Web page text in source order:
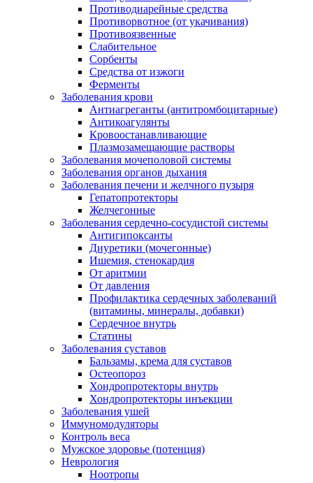
Противодиарейные средства
Противорвотное (от укачивания)
Противоязвенные
Слабительное
Сорбенты
Средства от изжоги
Ферменты
Заболевания крови
Антиагреганты (антитромбоцитарные)
Антикоагулянты
Кровоостанавливающие
Плазмозамещающие растворы
Заболевания мочеполовой системы
Заболевания органов дыхания
Заболевания печени и желчного пузыря
Гепатопротекторы
Желчегонные
Заболевания сердечно-сосудистой системы
Антигипоксанты
Диуретики (мочегонные)
Ишемия, стенокардия
От аритмии
От давления
Профилактика сердечных заболеваний
(витамины, минералы, добавки)
Сердечное внутрь
Статины
Заболевания суставов
Бальзамы, крема для суставов
Остеопороз
Хондропротекторы внутрь
Хондропротекторы инъекции
Заболевания ушей
Иммуномодуляторы
Контроль веса
Мужское здоровье (потенция)
Неврология
Ноотропы